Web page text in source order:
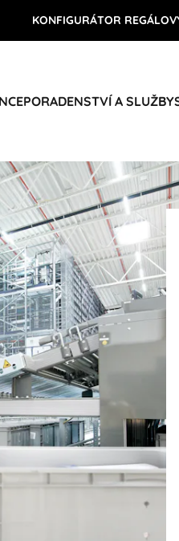
KONFIGURÁTOR
PORADENSTVÍ A SLUŽBY